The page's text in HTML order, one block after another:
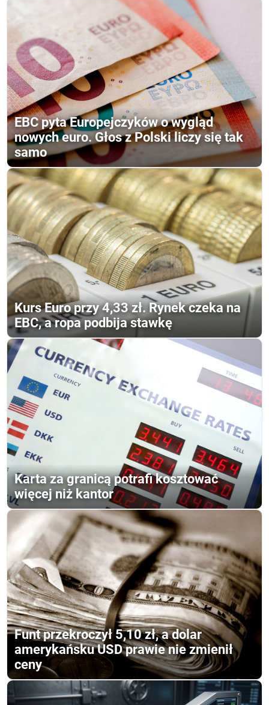
EBC pyta Europejczyków o wygląd
nowych euro. Głos z Polski liczy się tak
samo
Kurs Euro przy 4,33 zł. Rynek czeka na
EBC, a ropa podbija stawkę
Karta za granicą potrafi kosztować
więcej niż kantor
Funt przekroczył 5,10 zł, a dolar
amerykańsku USD prawie nie zmienił
ceny